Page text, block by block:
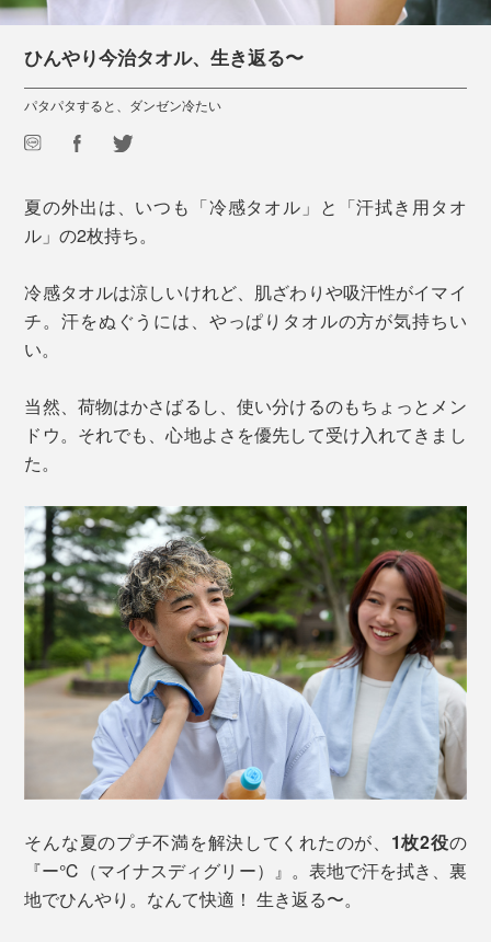
ひんやり今治タオル、生き返る〜
パタパタすると、ダンゼン冷たい
夏の外出は、いつも「冷感タオル」と「汗拭き用タオ
ル」の2枚持ち。
冷感タオルは涼しいけれど、肌ざわりや吸汗性がイマイ
チ。汗をぬぐうには、やっぱりタオルの方が気持ちい
い。
当然、荷物はかさばるし、使い分けるのもちょっとメン
ドウ。それでも、心地よさを優先して受け入れてきまし
た。
そんな夏のプチ不満を解決してくれたのが、 1枚2役の
『ー℃（マイナスディグリー）』。表地で汗を拭き、裏
地でひんやり。なんて快適！ 生き返る〜。